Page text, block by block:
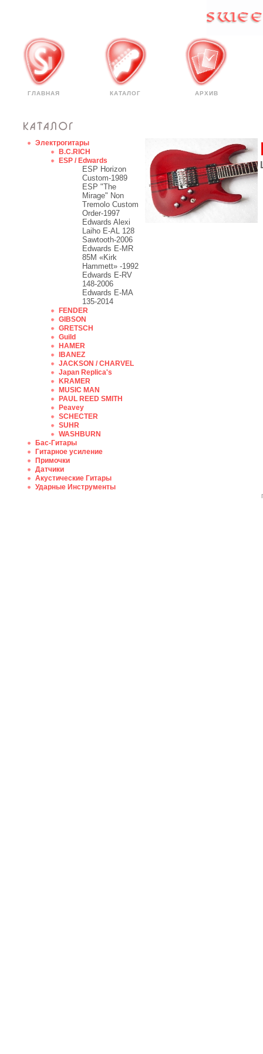
ГЛАВНАЯ КАТАЛОГ АРХИВ
Электрогитары
B.C.RICH
ESP / Edwards
ESP Horizon
Custom-1989
ESP "The
Mirage" Non
Tremolo Custom
Order-1997
Edwards Alexi
Laiho E-AL 128
Sawtooth-2006
Edwards E-MR
85M «Kirk
Hammett» -1992
Edwards E-RV
148-2006
Edwards E-MA
135-2014
FENDER
GIBSON
GRETSCH
Guild
HAMER
IBANEZ
JACKSON / CHARVEL
Japan Replica's
KRAMER
MUSIC MAN
PAUL REED SMITH
Peavey
SCHECTER
SUHR
WASHBURN
Бас-Гитары
Гитарное усиление
Примочки
Датчики
Акустические Гитары
Ударные Инструменты